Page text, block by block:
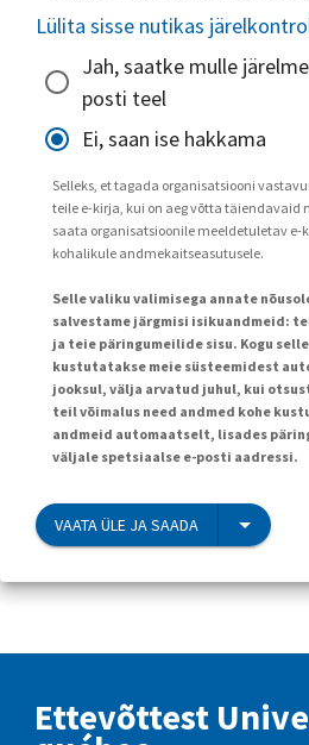
Lülita sisse nutikas
Jah, saatke mulle
posti teel
Ei, saan ise hakkama
Selleks, et tagada organisatsiooni
teile e-kirja, kui on aeg võtta täiendavaid
saata organisatsioonile meeldetuletav e-
kohalikule andmekaitseasutusele.
Selle valiku valimisega annate
salvestame järgmisi isikuandmeid:
ja teie päringumeilide sisu. Kogu
kustutatakse meie süsteemidest
jooksul, välja arvatud juhul, kui
teil võimalus need andmed kohe
andmeid automaatselt, lisades
väljale spetsiaalse e-posti aadressi.
VAATA ÜLE JA SAADA
Ettevõttest